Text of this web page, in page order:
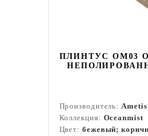
ПЛИНТУС OM03
Производитель:Ametis
Коллекция: Oceanmist
Цвет: бежевый;